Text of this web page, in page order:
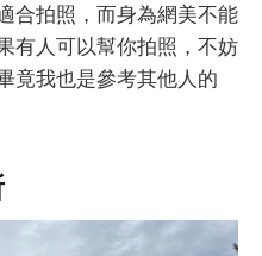
合拍照，而身為網美不能
有人可以幫你拍照，不妨
竟我也是參考其他人的